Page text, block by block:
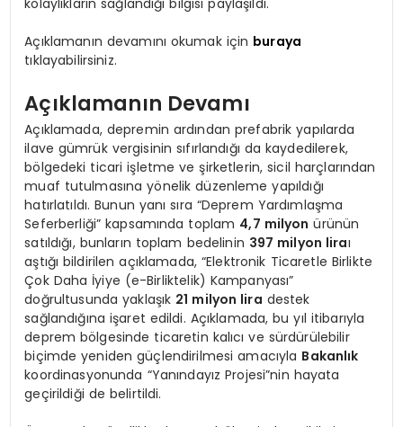
kolaylıkların sağlandığı bilgisi paylaşıldı.
Açıklamanın devamını okumak için buraya
tıklayabilirsiniz.
Açıklamanın Devamı
Açıklamada, depremin ardından prefabrik yapılarda
ilave gümrük vergisinin sıfırlandığı da kaydedilerek,
bölgedeki ticari işletme ve şirketlerin, sicil harçlarından
muaf tutulmasına yönelik düzenleme yapıldığı
hatırlatıldı. Bunun yanı sıra “Deprem Yardımlaşma
Seferberliği” kapsamında toplam 4,7 milyon ürünün
satıldığı, bunların toplam bedelinin 397 milyon liraı
aştığı bildirilen açıklamada, “Elektronik Ticaretle Birlikte
Çok Daha İyiye (e-Birliktelik) Kampanyası”
doğrultusunda yaklaşık 21 milyon lira destek
sağlandığına işaret edildi. Açıklamada, bu yıl itibarıyla
deprem bölgesinde ticaretin kalıcı ve sürdürülebilir
biçimde yeniden güçlendirilmesi amacıyla Bakanlık
koordinasyonunda “Yanındayız Projesi”nin hayata
geçirildiği de belirtildi.